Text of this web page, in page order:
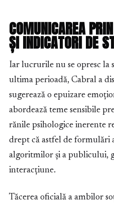
COMUNICAREA
ȘI INDICATORI DE
Iar lucrurile nu se opresc
ultima perioadă, Cabral a
sugerează o epuizare
abordează teme sensibile
rănile psihologice inerente
drept că astfel de formulări
algoritmilor și a publicului,
interacțiune.
Tăcerea oficială a ambilor